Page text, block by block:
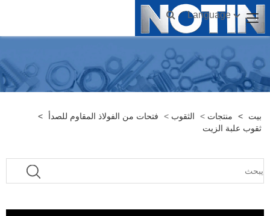
Language
بيت > منتجات > الثقوب > فتحات من الفولاذ المقاوم للصدأ
>
ثقوب علبة الزيت